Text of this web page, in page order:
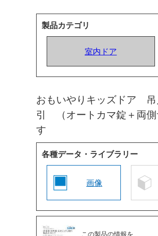
製品カテゴリ
室内ドア
おもいやりキッズドア
引 （オートカマ錠＋両側
す
各種データ・ライブラリー
画像
この製品の情報を